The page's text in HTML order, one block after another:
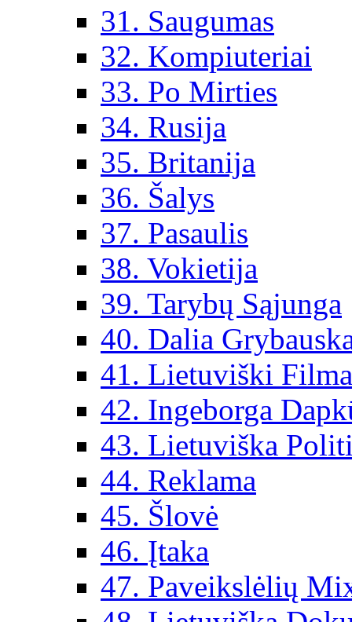
31. Saugumas
32. Kompiuteriai
33. Po Mirties
34. Rusija
35. Britanija
36. Šalys
37. Pasaulis
38. Vokietija
39. Tarybų Sąjunga
40. Dalia
41. Lietuviški
42. Ingeborga
43. Lietuviška
44. Reklama
45. Šlovė
46. Įtaka
47. Paveikslėlių